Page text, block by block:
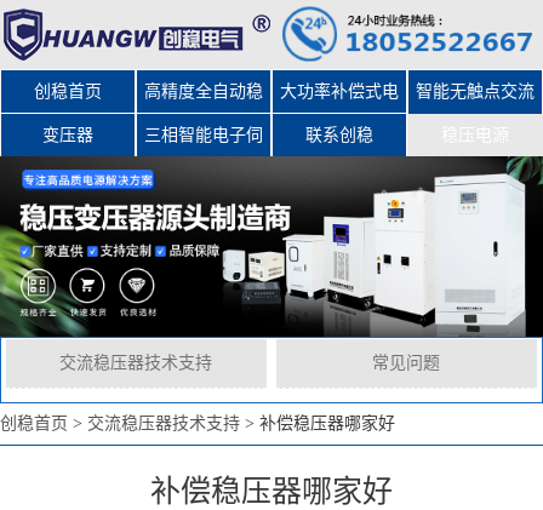
创稳首页 高精度全自动稳
压器
大功率补偿式电
力稳压器
智能无触点交流
变压器 三相智能电子伺 联系创稳
交流稳压器技术支持 常见问题
创稳首页 > 交流稳压器技术支持 > 补偿稳压器哪家好
补偿稳压器哪家好